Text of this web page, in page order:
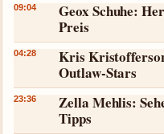
09:04
Geox Schuhe:
Preis
04:28
Kris
Outlaw-Stars
23:36
Zella Mehlis:
Tipps